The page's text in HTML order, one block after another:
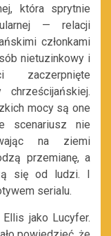
która sprytnie
— relacji
członkami
nietuzinkowy i
zaczerpnięte
mocy są one
scenariusz nie
na ziemi
przemianę, a
się od ludzi. I
serialu.
jako Lucyfer.